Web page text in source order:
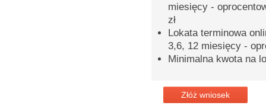
miesięcy -
zł
Lokata terminowa
3,6, 12 miesięcy -
Minimalna kwota na
Złóż wniosek